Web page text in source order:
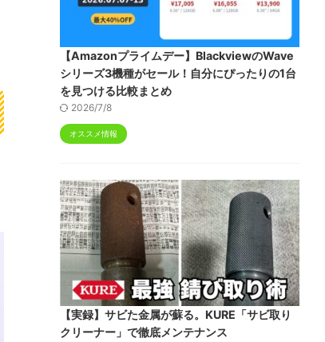
【Amazonプライムデー】BlackviewのWave
シリーズ3機種がセール！自分にぴったりの1台
を見つける比較まとめ
2026/7/8
オススメ情報
【実録】サビた金属が蘇る。KURE「サビ取り
クリーナー」で徹底メンテナンス